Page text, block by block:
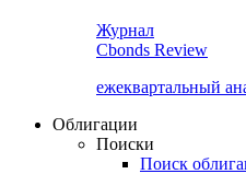
Журнал
Cbonds Review
ежеквартальный
Облигации
Поиски
Поиск